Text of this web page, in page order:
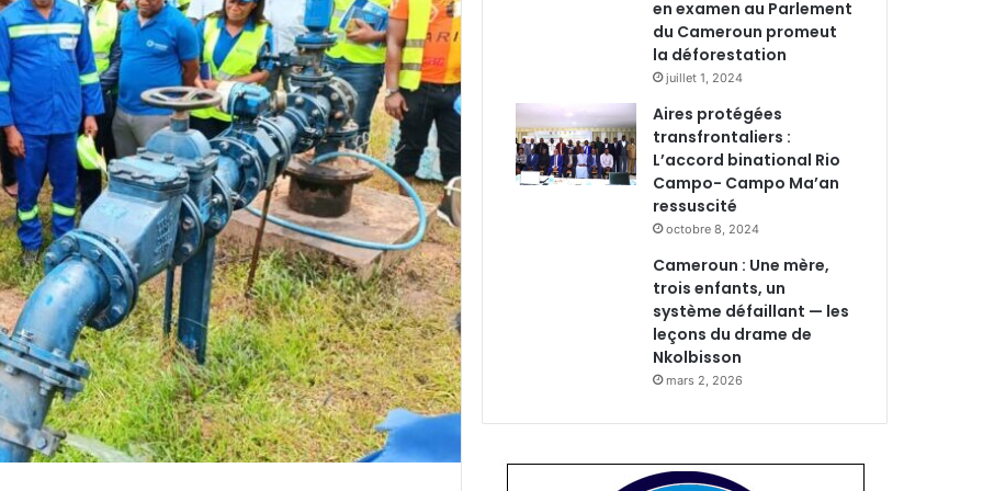
en examen au Parlement
du Cameroun promeut
la déforestation
juillet 1, 2024
Aires protégées
transfrontaliers :
L’accord binational Rio
Campo- Campo Ma’an
ressuscité
octobre 8, 2024
Cameroun : Une mère,
trois enfants, un
système défaillant — les
leçons du drame de
Nkolbisson
mars 2, 2026